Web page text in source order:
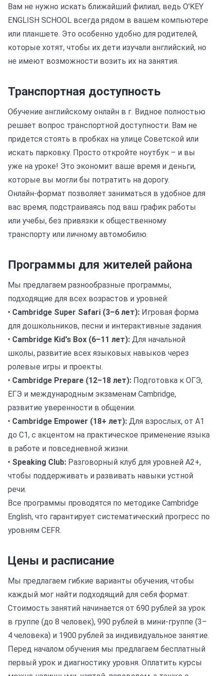
Вам не нужно искать ближайший филиал, ведь O'KEY
ENGLISH SCHOOL всегда рядом в вашем компьютере
или планшете. Это особенно удобно для родителей,
которые хотят, чтобы их дети изучали английский, но
не имеют возможности возить их на занятия.
Транспортная доступность
Обучение английскому онлайн в г. Видное полностью
решает вопрос транспортной доступности. Вам не
придется стоять в пробках на улице Советской или
искать парковку. Просто откройте ноутбук – и вы
уже на уроке! Это экономит ваше время и деньги,
которые вы могли бы потратить на дорогу.
Онлайн-формат позволяет заниматься в удобное для
вас время, подстраиваясь под ваш график работы
или учебы, без привязки к общественному
транспорту или личному автомобилю.
Программы для жителей района
Мы предлагаем разнообразные программы,
подходящие для всех возрастов и уровней:
• Cambridge Super Safari (3–6 лет): Игровая форма
для дошкольников, песни и интерактивные задания.
• Cambridge Kid's Box (6–11 лет): Для начальной
школы, развитие всех языковых навыков через
ролевые игры и проекты.
• Cambridge Prepare (12–18 лет): Подготовка к ОГЭ,
ЕГЭ и международным экзаменам Cambridge,
развитие уверенности в общении.
• Cambridge Empower (18+ лет): Для взрослых, от A1
до C1, с акцентом на практическое применение языка
в работе и повседневной жизни.
• Speaking Club: Разговорный клуб для уровней A2+,
чтобы поддерживать и развивать навыки устной
речи.
Все программы проводятся по методике Cambridge
English, что гарантирует систематический прогресс по
уровням CEFR.
Цены и расписание
Мы предлагаем гибкие варианты обучения, чтобы
каждый мог найти подходящий для себя формат.
Стоимость занятий начинается от 690 рублей за урок
в группе (до 8 человек), 990 рублей в мини-группе (3–
4 человека) и 1900 рублей за индивидуальное занятие.
Перед началом обучения мы предлагаем бесплатный
первый урок и диагностику уровня. Оплатить курсы